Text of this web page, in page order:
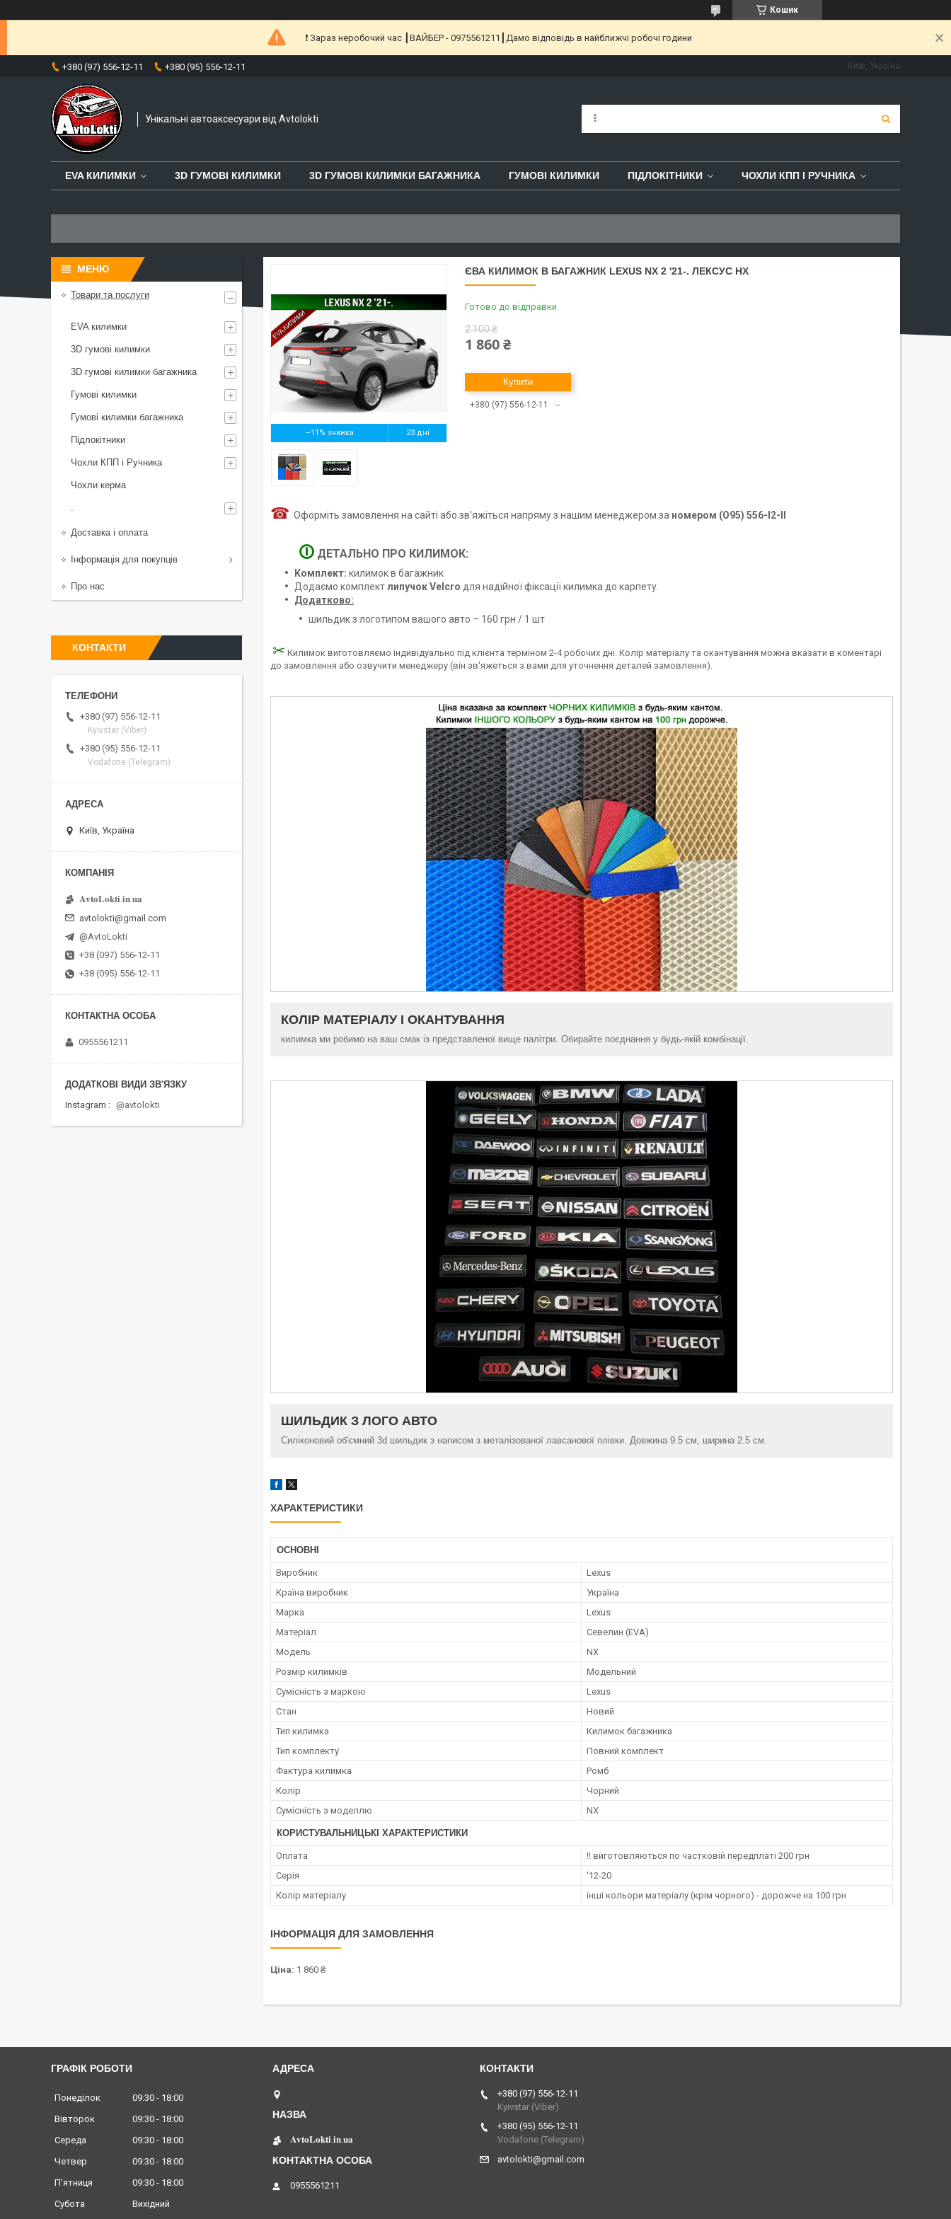
Кошик
❗️ Зараз неробочий час ┃ВАЙБЕР - 0975561211┃Дамо відповідь в найближчі робочі години
+380 (97) 556-12-11 +380 (95) 556-12-11 Київ, Україна
Унікальні автоаксесуари від Avtolokti
EVA КИЛИМКИ 3D ГУМОВІ КИЛИМКИ 3D ГУМОВІ КИЛИМКИ БАГАЖНИКА ГУМОВІ КИЛИМКИ ПІДЛОКІТНИКИ ЧОХЛИ КПП І РУЧНИКА
–11% 23 дні
ЄВА КИЛИМОК В БАГАЖНИК LEXUS NX 2 '21-. ЛЕКСУС НХ
Готово до відправки
2 100 ₴
1 860 ₴
Купити
+380 (97) 556-12-11
☎ Оформіть замовлення на сайті або зв'яжіться напряму з нашим менеджером за номером (О95) 556-I2-II
🛈 ДЕТАЛЬНО ПРО КИЛИМОК:
Комплект: килимок в багажник
Додаємо комплектлипучок Velcro для надійної фіксації килимка до карпету.
Додатково:
шильдик з логотипом вашого авто – 160 грн / 1 шт
✂ Килимок виготовляємо індивідуально під клієнта терміном 2-4 робочих дні. Колір матеріалу та окантування можна вказати в коментарі
до замовлення або озвучити менеджеру (він зв'яжеться з вами для уточнення деталей замовлення).
КОЛІР МАТЕРІАЛУ І ОКАНТУВАННЯ
килимка ми робимо на ваш смак із представленої вище палітри. Обирайте поєднання у будь-якій комбінації.
ШИЛЬДИК З ЛОГО АВТО
Силіконовий об'ємний 3d шильдик з написом з металізованої лавсанової плівки. Довжина 9.5 см, ширина 2.5 см.
ХАРАКТЕРИСТИКИ
ОСНОВНІ
Виробник
Lexus
Країна виробник
Україна
Марка
Lexus
Матеріал
Севелин (EVA)
Модель
NX
Розмір килимків
Модельний
Сумісність з маркою
Lexus
Стан
Новий
Тип килимка
Килимок багажника
Тип комплекту
Повний комплект
Фактура килимка
Ромб
Колір
Чорний
Сумісність з моделлю
NX
КОРИСТУВАЛЬНИЦЬКІ ХАРАКТЕРИСТИКИ
Оплата
‼️ виготовляються по частковій передплаті 200 грн
Серія
'12-20
Колір матеріалу
інші кольори матеріалу (крім чорного) - дорожче на 100 грн
ІНФОРМАЦІЯ ДЛЯ ЗАМОВЛЕННЯ
Ціна: 1 860 ₴
Товари та послуги
EVA килимки
3D гумові килимки
3D гумові килимки багажника
Гумові килимки
Гумові килимки багажника
Підлокітники
Чохли КПП і Ручника
Чохли керма
.
Доставка і оплата
Інформація для покупців
Про нас
КОНТАКТИ
+380 (97) 556-12-11
Kyivstar (Viber)
+380 (95) 556-12-11
Vodafone (Telegram)
Київ, Україна
𝐀𝐯𝐭𝐨𝐋𝐨𝐤𝐭𝐢.𝐢𝐧.𝐮𝐚
avtolokti@gmail.com
@AvtoLokti
+38 (097) 556-12-11
+38 (095) 556-12-11
0955561211
Instagram @avtolokti
ГРАФІК РОБОТИ
Понеділок 09:30
18:00
Вівторок
09:30
18:00
Середа
09:30
18:00
Четвер
09:30
18:00
Пʼятниця
09:30
18:00
Субота
Вихідний
𝐀𝐯𝐭𝐨𝐋𝐨𝐤𝐭𝐢.𝐢𝐧.𝐮𝐚
0955561211
+380 (97) 556-12-11
Kyivstar (Viber)
+380 (95) 556-12-11
Vodafone (Telegram)
avtolokti@gmail.com